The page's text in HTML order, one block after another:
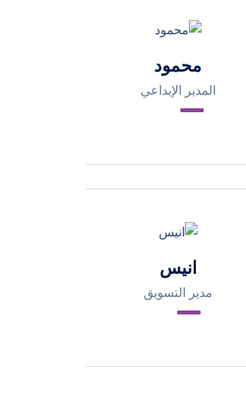
محمود
المدير الإبداعي
انيس
مدير التسويق